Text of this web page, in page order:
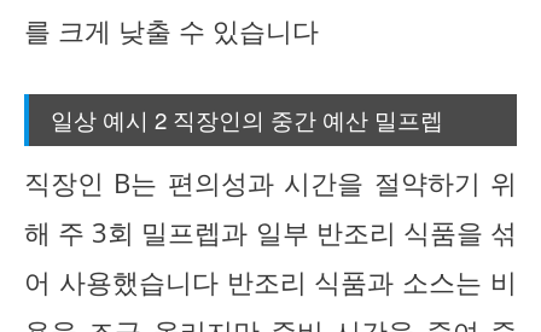
를 크게 낮출 수 있습니다
일상 예시 2 직장인의 중간 예산 밀프렙
직장인 B는 편의성과 시간을 절약하기 위
해 주 3회 밀프렙과 일부 반조리 식품을 섞
어 사용했습니다 반조리 식품과 소스는 비